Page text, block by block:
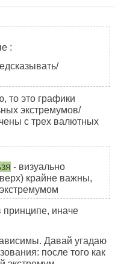
:
то это графики
экстремумов/
с трех валютных
- визуально
крайне важны,
принципе, иначе
Давай угадаю
после того как